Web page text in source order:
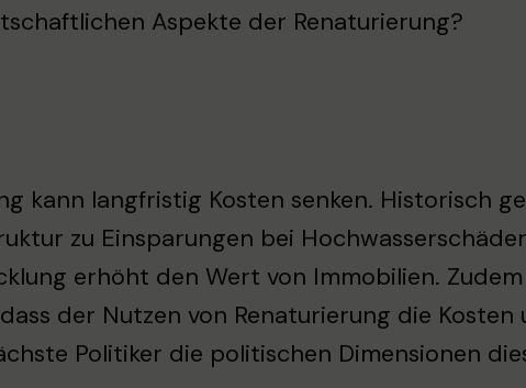
Aspekte der Renaturierung?
kann langfristig Kosten senken. Historisch
zu Einsparungen bei
erhöht den Wert von Immobilien.
der Nutzen von Renaturierung die Kosten
Politiker die politischen Dimensionen